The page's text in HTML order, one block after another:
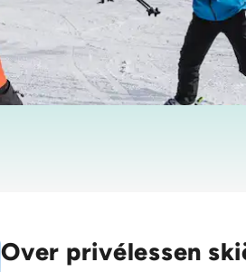
Over privélessen